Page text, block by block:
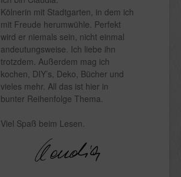
Kölnerin mit Stadtgarten, in dem ich
mit Freude herumwühle. Perfekt
wird er niemals sein, nicht einmal
andeutungsweise. Ich liebe ihn
trotzdem. Außerdem mag ich
kochen, DIY’s, Deko, Bücher und
vieles mehr. All das ist hier in
bunter Reihenfolge Thema.
Viel Spaß beim Lesen.